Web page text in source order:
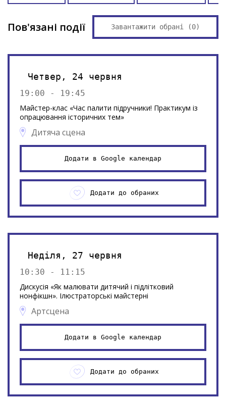
Пов'язані події Завантажити обрані (0)
Четвер, 24 червня
19:00 - 19:45
Майстер-клас «Час палити підручники! Практикум із
опрацювання історичних тем»
Дитяча сцена
Додати в Google календар
Додати до обраних
Неділя, 27 червня
10:30 - 11:15
Дискусія «Як малювати дитячий і підлітковий
нонфікшн». Ілюстраторські майстерні
Артсцена
Додати в Google календар
Додати до обраних